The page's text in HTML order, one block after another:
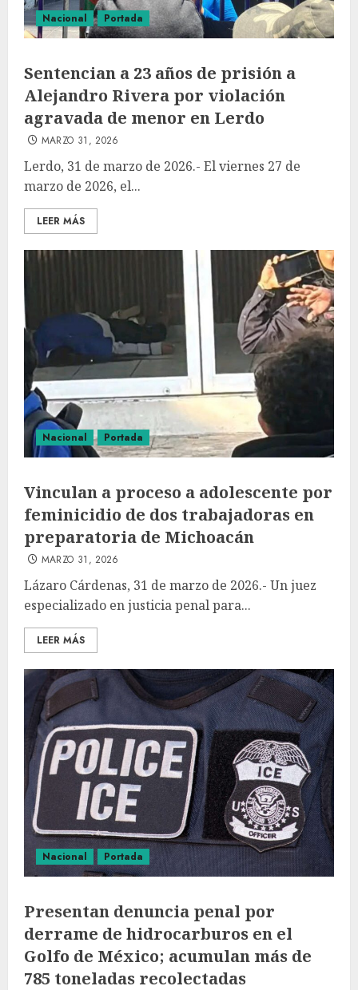
Nacional Portada
Sentencian a 23 años de prisión a
Alejandro Rivera por violación
agravada de menor en Lerdo
MARZO 31, 2026
Lerdo, 31 de marzo de 2026.- El viernes 27 de
marzo de 2026, el...
LEER MÁS
Nacional Portada
Vinculan a proceso a adolescente por
feminicidio de dos trabajadoras en
preparatoria de Michoacán
MARZO 31, 2026
Lázaro Cárdenas, 31 de marzo de 2026.- Un juez
especializado en justicia penal para...
LEER MÁS
Nacional Portada
Presentan denuncia penal por
derrame de hidrocarburos en el
Golfo de México; acumulan más de
785 toneladas recolectadas